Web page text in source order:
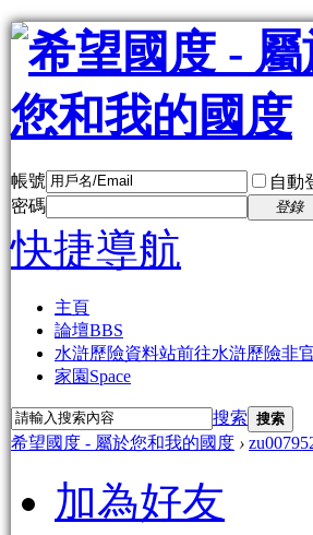
帳號 自動
密碼
登錄
快捷導航
主頁
論壇BBS
水滸歷險資料站前往水滸歷險非
家園 Space
搜索 搜索
希望國度 - 屬於您和我的國度 ›
加為好友